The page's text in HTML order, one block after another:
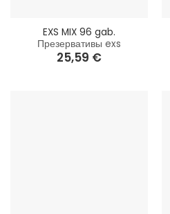
EXS MIX 96 gab.
Презервативы exs
25,59 €